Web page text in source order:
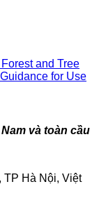
and Tree
for Use
và toàn cầu
Hà Nội, Việt